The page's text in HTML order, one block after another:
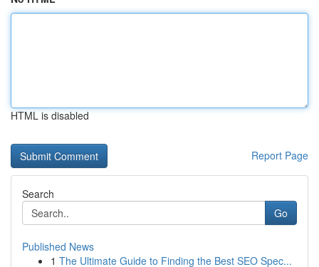
HTML is disabled
Report Page
Search
Go
Published News
1 The Ultimate Guide to Finding the Best SEO Spec...